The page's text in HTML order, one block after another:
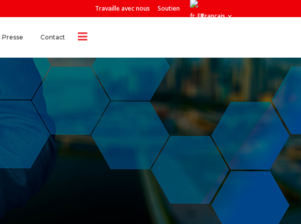
Travaille avec nous
Soutien
Français
Presse Contact